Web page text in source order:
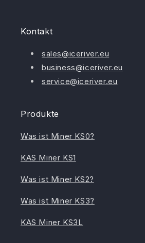
Kontakt
sales@iceriver.eu
business@iceriver.eu
service@iceriver.eu
Produkte
Was ist Miner KS0?
KAS Miner KS1
Was ist Miner KS2?
Was ist Miner KS3?
KAS Miner KS3L